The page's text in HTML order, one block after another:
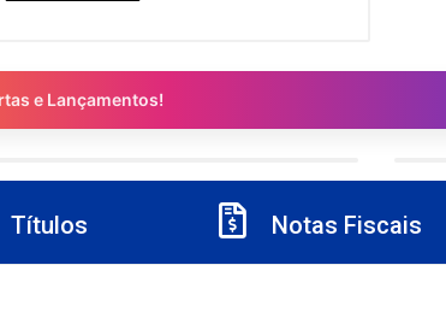
e Lançamentos!
Títulos Notas Fiscais